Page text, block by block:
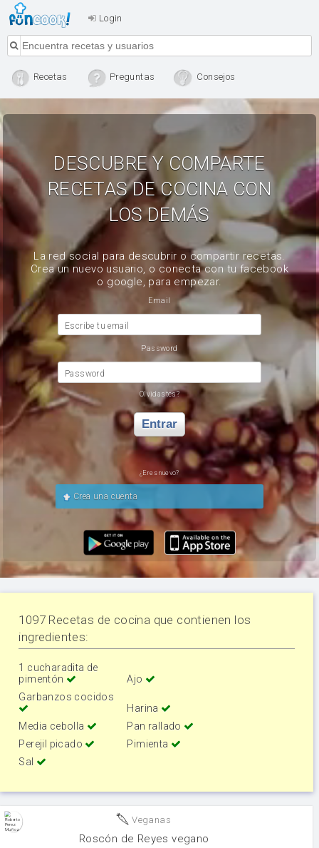
Login
Recetas Preguntas Consejos
DESCUBRE Y COMPARTE
RECETAS DE COCINA CON
LOS DEMÁS
La red social para descubrir o compartir recetas.
Crea un nuevo usuario, o conecta con tu facebook
o google, para empezar.
Email
Escribe tu email
Password
Password
Olvidastes?
Entrar
¿Eres nuevo?
Crea una cuenta
1097 Recetas de cocina que contienen los
ingredientes:
1 cucharadita de
pimentón
Ajo
Garbanzos cocidos
Harina
Media cebolla
Pan rallado
Perejil picado
Pimienta
Sal
Veganas
Roscón de Reyes vegano